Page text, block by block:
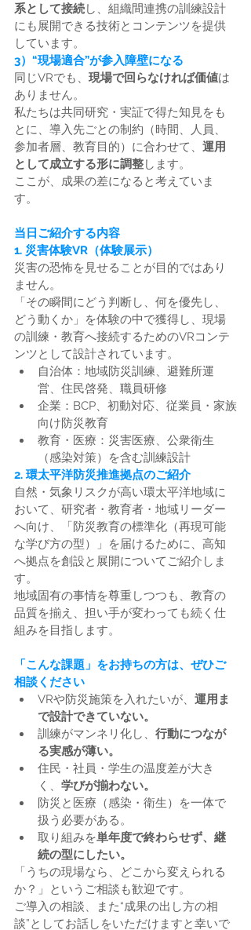
系として接続し、組織間連携の訓練設計
にも展開できる技術とコンテンツを提供
しています。
3）“現場適合”が参入障壁になる
同じVRでも、 現場で回らなければ価値は
ありません。
私たちは共同研究・実証で得た知見をも
とに、導入先ごとの制約（時間、人員、
参加者層、教育目的）に合わせて、 運用
として成立する形に調整します。
ここが、成果の差になると考えていま
す。
当日ご紹介する内容
1. 災害体験VR（体験展示）
災害の恐怖を見せることが目的ではあり
ません。
「その瞬間にどう判断し、何を優先し、
どう動くか」を体験の中で獲得し、現場
の訓練・教育へ接続するためのVRコンテ
ンツとして設計されています。
自治体：地域防災訓練、避難所運
営、住民啓発、職員研修
企業：BCP、初動対応、従業員・家族
向け防災教育
教育・医療：災害医療、公衆衛生
（感染対策）を含む訓練設計
2. 環太平洋防災推進拠点のご紹介
自然・気象リスクが高い環太平洋地域に
おいて、研究者・教育者・地域リーダー
へ向け、「防災教育の標準化（再現可能
な学び方の型）」を届けるために、高知
へ拠点を創設と展開についてご紹介しま
す。
地域固有の事情を尊重しつつも、教育の
品質を揃え、担い手が変わっても続く仕
組みを目指します。
「こんな課題」をお持ちの方は、ぜひご
相談ください
VRや防災施策を入れたいが、 運用ま
で設計できていない。
訓練がマンネリ化し、 行動につなが
る実感が薄い。
住民・社員・学生の温度差が大き
く、 学びが揃わない。
防災と医療（感染・衛生）を一体で
扱う必要がある。
取り組みを単年度で終わらせず、継
続の型にしたい。
「うちの現場なら、どこから変えられる
か？」というご相談も歓迎です。
ご導入の相談、また“成果の出し方の相
談”としてお話しをいただけますと幸いで